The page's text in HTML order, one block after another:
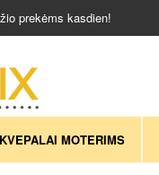
prekėms kasdien!
KVEPALAI MOTERIMS